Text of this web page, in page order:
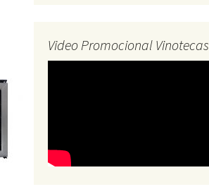
Video Promocional Vinotecas